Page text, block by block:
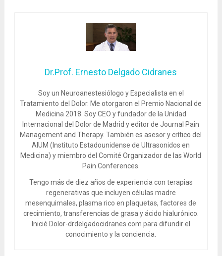
Dr.Prof. Ernesto Delgado Cidranes
Soy un Neuroanestesiólogo y Especialista en el
Tratamiento del Dolor. Me otorgaron el Premio Nacional de
Medicina 2018. Soy CEO y fundador de la Unidad
Internacional del Dolor de Madrid y editor de Journal Pain
Management and Therapy. También es asesor y crítico del
AIUM (Instituto Estadounidense de Ultrasonidos en
Medicina) y miembro del Comité Organizador de las World
Pain Conferences.
Tengo más de diez años de experiencia con terapias
regenerativas que incluyen células madre
mesenquimales, plasma rico en plaquetas, factores de
crecimiento, transferencias de grasa y ácido hialurónico.
Inicié Dolor-drdelgadocidranes.com para difundir el
conocimiento y la conciencia.